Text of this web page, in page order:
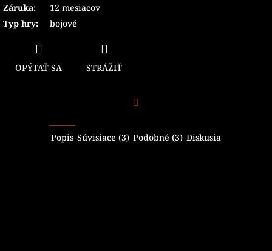
Záruka:
12 mesiacov
Typ hry: bojové
OPÝTAŤ SA STRÁŽIŤ
Popis Súvisiace (3) Podobné (3) Diskusia